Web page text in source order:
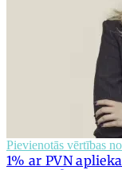
Pievienotās vērtības
1% ar PVN